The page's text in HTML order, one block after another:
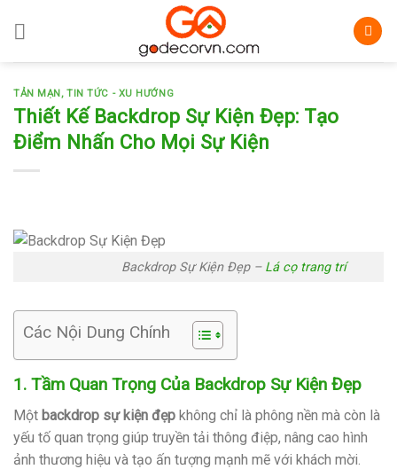
TẢN MẠN,TIN TỨC - XU HƯỚNG
Thiết Kế Backdrop Sự Kiện Đẹp: Tạo
Điểm Nhấn Cho Mọi Sự Kiện
Backdrop Sự Kiện Đẹp – Lá cọ trang trí
Các Nội Dung Chính
1. Tầm Quan Trọng Của Backdrop Sự Kiện Đẹp
Một backdrop sự kiện đẹp không chỉ là phông nền mà còn là
yếu tố quan trọng giúp truyền tải thông điệp, nâng cao hình
ảnh thương hiệu và tạo ấn tượng mạnh mẽ với khách mời.